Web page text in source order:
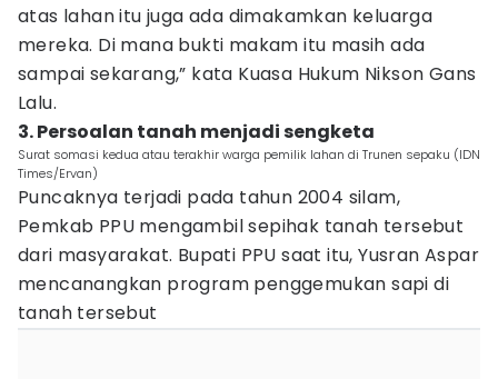
atas lahan itu juga ada dimakamkan keluarga
mereka. Di mana bukti makam itu masih ada
sampai sekarang,” kata Kuasa Hukum Nikson Gans
Lalu.
3. Persoalan tanah menjadi sengketa
Surat somasi kedua atau terakhir warga pemilik lahan di Trunen sepaku (IDN
Times/Ervan)
Puncaknya terjadi pada tahun 2004 silam,
Pemkab PPU mengambil sepihak tanah tersebut
dari masyarakat. Bupati PPU saat itu, Yusran Aspar
mencanangkan program penggemukan sapi di
tanah tersebut